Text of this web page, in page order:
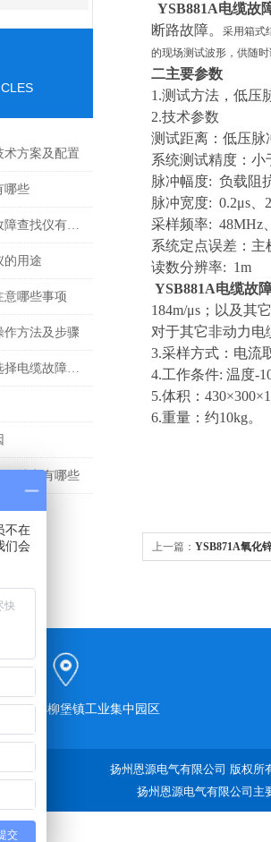
术方案及配置
哪些
多次脉冲电缆接地故障查找仪有哪些具体配置
的用途
意哪些事项
作方法及步骤
教您如何去更好的选择电缆故障测试仪？
数特点有哪些
YSB881A电缆故
断路故障。
采用箱式
的现场测试波形，供随
二主要参数
1.测试方法，低压
2.技术参数
测试距离：低压脉
系统测试精度：小
脉冲幅度: 负载阻
脉冲宽度: 0.2μs、
采样频率: 48MHz
系统定点误差：主
读数分辨率: 1m
YSB881A电缆故
184m/μs；以及其
对于其它非动力电
3.采样方式：电流
4.工作条件: 温度-
5.体积：
6.重量：约10kg。
上一篇： YSB871A氧化
宝应县柳堡镇工业集中园区
扬州恩源电气有限公司 版权所
扬州恩源电气有限公司主
不在
们会
交